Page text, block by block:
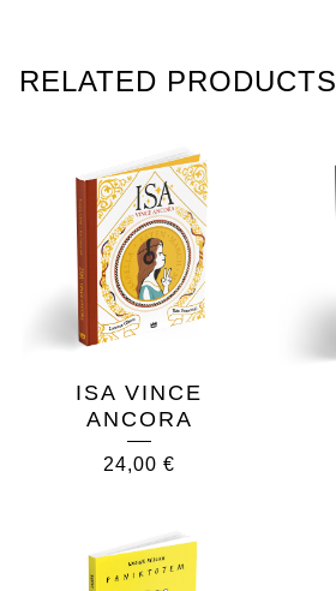
RELATED PRODUCTS
ISA VINCE
ANCORA
24,00 €